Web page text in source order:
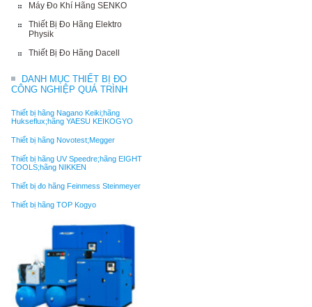
Máy Đo Khí Hãng SENKO
Thiết Bị Đo Hãng Elektro
Physik
Thiết Bị Đo Hãng Dacell
DANH MỤC THIẾT BỊ ĐO
CÔNG NGHIỆP QUÁ TRÌNH
Thiết bị hãng Nagano Keiki;hãng
Hukseflux;hãng YAESU KEIKOGYO
Thiết bị hãng Novotest;Megger
Thiết bị hãng UV Speedre;hãng EIGHT
TOOLS;hãng NIKKEN
Thiết bị đo hãng Feinmess Steinmeyer
Thiết bị hãng TOP Kogyo